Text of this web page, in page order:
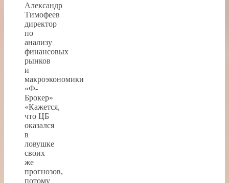
Александр
Тимофеев
директор
по
анализу
финансовых
рынков
и
макроэкономики
«Ф-
Брокер»
«Кажется,
что ЦБ
оказался
в
ловушке
своих
же
прогнозов,
потому